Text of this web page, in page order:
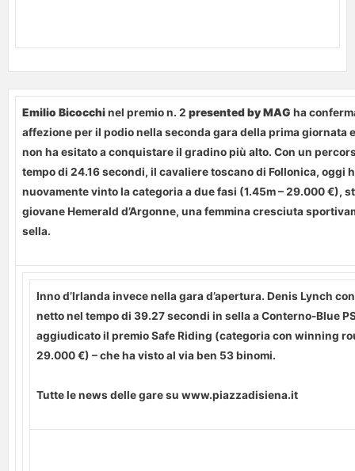
Emilio Bicocchinel premio n. 2 presented by MAG ha
affezione per il podio nella seconda gara della prima giornata
non ha esitato a conquistare il gradino più alto. Con un
tempo di 24.16 secondi, il cavaliere toscano di Follonica, oggi
nuovamente vinto la categoria a due fasi (1.45m – 29.000 €),
giovane Hemerald d’Argonne, una femmina cresciuta
sella.
Inno d’Irlanda invece nella gara d’apertura. Denis Lynch
netto nel tempo di 39.27 secondi in sella a Conterno-Blue
aggiudicato il premio Safe Riding (categoria con winning
29.000 €) – che ha visto al via ben 53 binomi.
Tutte le news delle gare su www.piazzadisiena.it